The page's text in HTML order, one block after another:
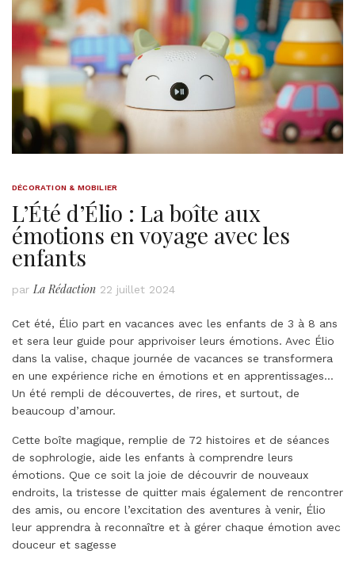
DÉCORATION & MOBILIER
L’Été d’Élio : La boîte aux
émotions en voyage avec les
enfants
par La Rédaction 22 juillet 2024
Cet été, Élio part en vacances avec les enfants de 3 à 8 ans
et sera leur guide pour apprivoiser leurs émotions. Avec Élio
dans la valise, chaque journée de vacances se transformera
en une expérience riche en émotions et en apprentissages…
Un été rempli de découvertes, de rires, et surtout, de
beaucoup d’amour.
Cette boîte magique, remplie de 72 histoires et de séances
de sophrologie, aide les enfants à comprendre leurs
émotions. Que ce soit la joie de découvrir de nouveaux
endroits, la tristesse de quitter mais également de rencontrer
des amis, ou encore l’excitation des aventures à venir, Élio
leur apprendra à reconnaître et à gérer chaque émotion avec
douceur et sagesse